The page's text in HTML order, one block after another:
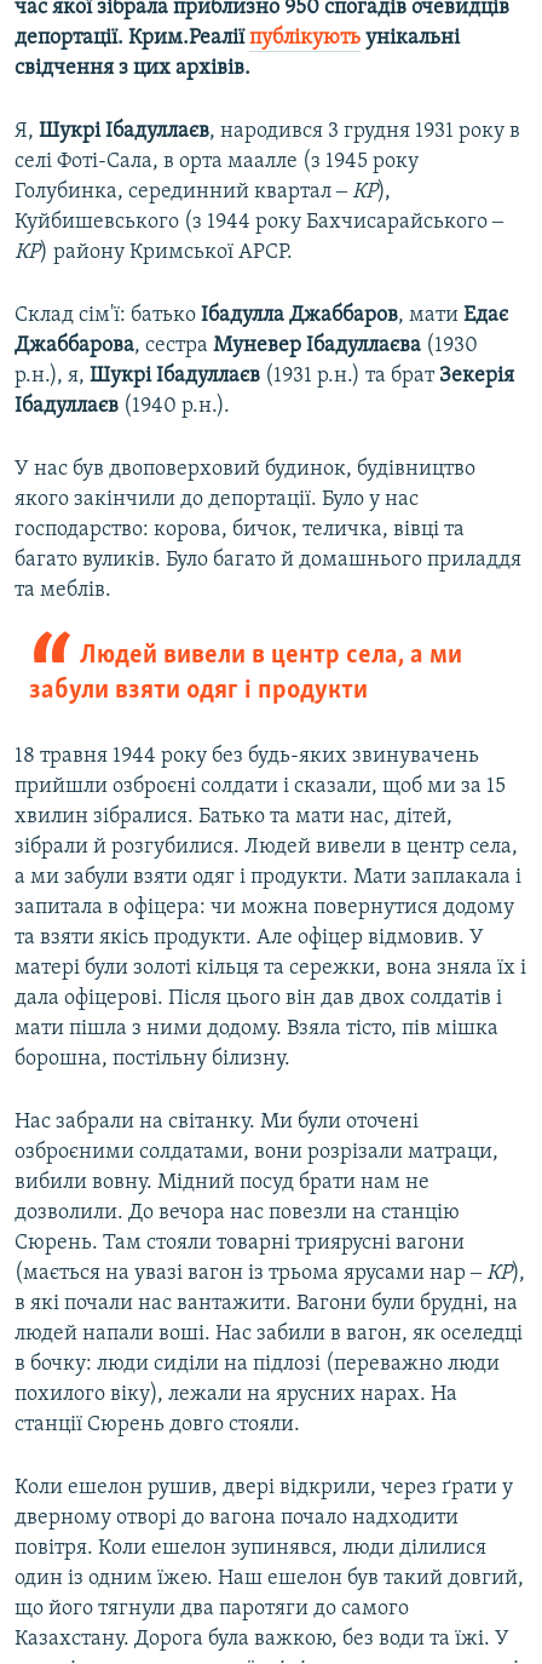
час якої зібрала приблизно 950 спогадів очевидців
депортації. Крим.Реаліїпублікують унікальні
свідчення з цих архівів.
Я, Шукрі Ібадуллаєв, народився 3 грудня 1931 року в
селі Фоті-Сала, в орта маалле (з 1945 року
Голубинка, серединний квартал ‒КР),
Куйбишевського (з 1944 року Бахчисарайського ‒
КР) району Кримської АРСР.
Склад сім'ї: батько Ібадулла Джаббаров, мати Едає
Джаббарова, сестра Муневер Ібадуллаєва (1930
р.н.), я, Шукрі Ібадуллаєв (1931 р.н.) та брат Зекерія
Ібадуллаєв (1940 р.н.).
У нас був двоповерховий будинок, будівництво
якого закінчили до депортації. Було у нас
господарство: корова, бичок, теличка, вівці та
багато вуликів. Було багато й домашнього приладдя
та меблів.
Людей вивели в центр села, а ми
забули взяти одяг і продукти
18 травня 1944 року без будь-яких звинувачень
прийшли озброєні солдати і сказали, щоб ми за 15
хвилин зібралися. Батько та мати нас, дітей,
зібрали й розгубилися. Людей вивели в центр села,
а ми забули взяти одяг і продукти. Мати заплакала і
запитала в офіцера: чи можна повернутися додому
та взяти якісь продукти. Але офіцер відмовив. У
матері були золоті кільця та сережки, вона зняла їх і
дала офіцерові. Після цього він дав двох солдатів і
мати пішла з ними додому. Взяла тісто, пів мішка
борошна, постільну білизну.
Нас забрали на світанку. Ми були оточені
озброєними солдатами, вони розрізали матраци,
вибили вовну. Мідний посуд брати нам не
дозволили. До вечора нас повезли на станцію
Сюрень. Там стояли товарні триярусні вагони
(мається на увазі вагон із трьома ярусами нар ‒КР),
в які почали нас вантажити. Вагони були брудні, на
людей напали воші. Нас забили в вагон, як оселедці
в бочку: люди сиділи на підлозі (переважно люди
похилого віку), лежали на ярусних нарах. На
станції Сюрень довго стояли.
Коли ешелон рушив, двері відкрили, через ґрати у
дверному отворі до вагона почало надходити
повітря. Коли ешелон зупинявся, люди ділилися
один із одним їжею. Наш ешелон був такий довгий,
що його тягнули два паротяги до самого
Казахстану. Дорога була важкою, без води та їжі. У